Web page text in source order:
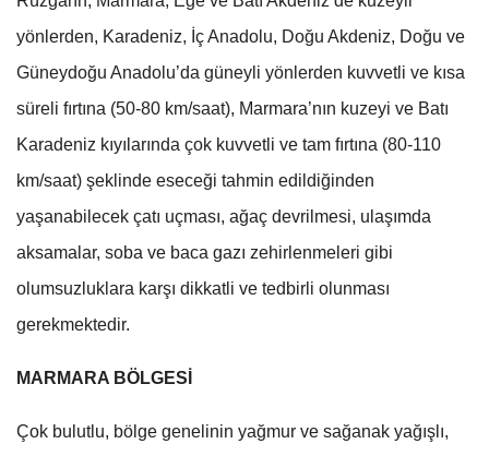
yönlerden, Karadeniz, İç Anadolu, Doğu Akdeniz, Doğu ve
Güneydoğu Anadolu’da güneyli yönlerden kuvvetli ve kısa
süreli fırtına (50-80 km/saat), Marmara’nın kuzeyi ve Batı
Karadeniz kıyılarında çok kuvvetli ve tam fırtına (80-110
km/saat) şeklinde eseceği tahmin edildiğinden
yaşanabilecek çatı uçması, ağaç devrilmesi, ulaşımda
aksamalar, soba ve baca gazı zehirlenmeleri gibi
olumsuzluklara karşı dikkatli ve tedbirli olunması
gerekmektedir.
MARMARA BÖLGESİ
Çok bulutlu, bölge genelinin yağmur ve sağanak yağışlı,